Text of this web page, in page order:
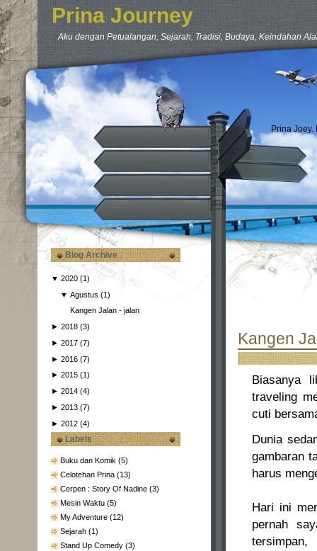
Prina Journey
Aku dengan Petualangan, Sejarah, Tradisi, Budaya, Keindahan
Prina
Blog Archive
▼ 2020 (1)
▼Agustus (1)
Kangen Jalan - jalan
► 2018 (3)
► 2017 (7)
► 2016 (7)
► 2015 (1)
► 2014 (4)
► 2013 (7)
► 2012 (4)
Labels
Buku dan Komik (5)
Celotehan Prina (13)
Cerpen : Story Of Nadine (3)
Mesin Waktu (5)
My Adventure (12)
Sejarah (1)
Stand Up Comedy (3)
Kangen
Biasanya
traveling
cuti
Dunia
gambaran
harus
Hari ini
pernah